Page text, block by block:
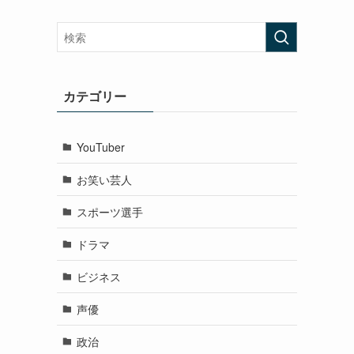
カテゴリー
YouTuber
お笑い芸人
スポーツ選手
ドラマ
ビジネス
声優
政治